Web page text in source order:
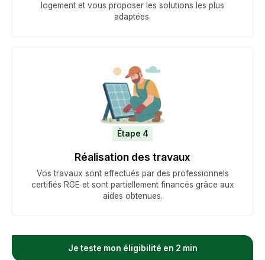
logement et vous proposer les solutions les plus
adaptées.
Étape 4
Réalisation des travaux
Vos travaux sont effectués par des professionnels
certifiés RGE et sont partiellement financés grâce aux
aides obtenues.
Je teste mon éligibilité en 2 min